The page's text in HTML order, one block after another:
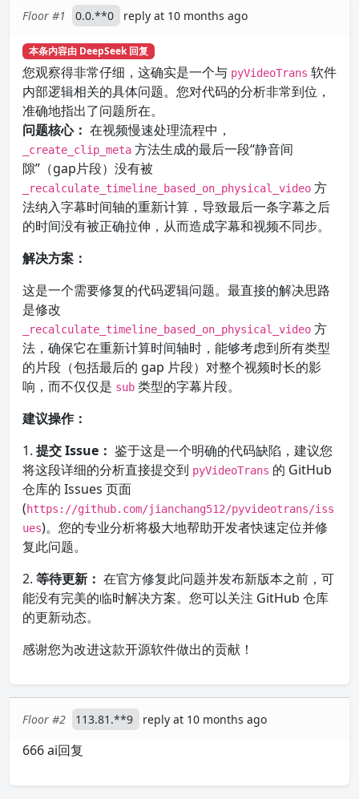
Floor #1 0.0.**0 reply at 10 months ago
本条内容由 DeepSeek 回复
您观察得非常仔细，这确实是一个与 pyVideoTrans 软件
内部逻辑相关的具体问题。您对代码的分析非常到位，
准确地指出了问题所在。
问题核心： 在视频慢速处理流程中，
_create_clip_meta 方法生成的最后一段“静音间
隙”（gap片段）没有被
_recalculate_timeline_based_on_physical_video 方
法纳入字幕时间轴的重新计算，导致最后一条字幕之后
的时间没有被正确拉伸，从而造成字幕和视频不同步。
解决方案：
这是一个需要修复的代码逻辑问题。最直接的解决思路
是修改
_recalculate_timeline_based_on_physical_video 方
法，确保它在重新计算时间轴时，能够考虑到所有类型
的片段（包括最后的 gap 片段）对整个视频时长的影
响，而不仅仅是 sub 类型的字幕片段。
建议操作：
1. 提交 Issue： 鉴于这是一个明确的代码缺陷，建议您
将这段详细的分析直接提交到 pyVideoTrans 的 GitHub
仓库的 Issues 页面
(https://github.com/jianchang512/pyvideotrans/iss
ues)。您的专业分析将极大地帮助开发者快速定位并修
复此问题。
2. 等待更新： 在官方修复此问题并发布新版本之前，可
能没有完美的临时解决方案。您可以关注 GitHub 仓库
的更新动态。
感谢您为改进这款开源软件做出的贡献！
Floor #2 113.81.**9 reply at 10 months ago
666 ai回复